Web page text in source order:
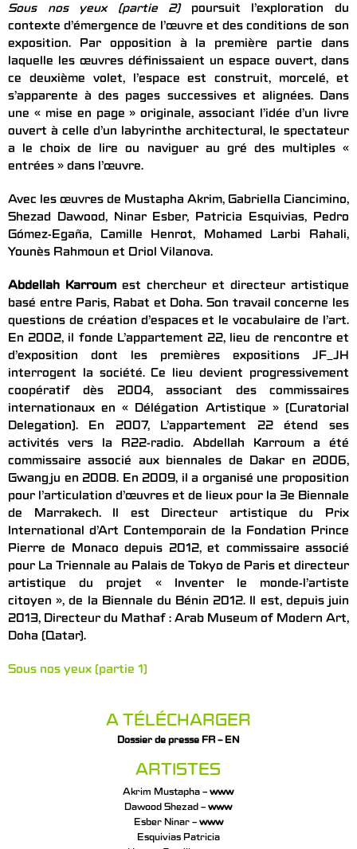
Sous nos yeux (partie 2)poursuit l’exploration du
contexte d’émergence de l’œuvre et des conditions de son
exposition. Par opposition à la première partie dans
laquelle les œuvres définissaient un espace ouvert, dans
ce deuxième volet, l’espace est construit, morcelé, et
s’apparente à des pages successives et alignées. Dans
une « mise en page » originale, associant l’idée d’un livre
ouvert à celle d’un labyrinthe architectural, le spectateur
a le choix de lire ou naviguer au gré des multiples «
entrées » dans l’œuvre.
Avec les œuvres de Mustapha Akrim, Gabriella Ciancimino,
Shezad Dawood, Ninar Esber, Patricia Esquivias, Pedro
Gómez-Egaña, Camille Henrot, Mohamed Larbi Rahali,
Younès Rahmoun et Oriol Vilanova.
Abdellah Karroum est chercheur et directeur artistique
basé entre Paris, Rabat et Doha. Son travail concerne les
questions de création d’espaces et le vocabulaire de l’art.
En 2002, il fonde L’appartement 22, lieu de rencontre et
d’exposition dont les premières expositions JF_JH
interrogent la société. Ce lieu devient progressivement
coopératif dès 2004, associant des commissaires
internationaux en « Délégation Artistique » (Curatorial
Delegation). En 2007, L’appartement 22 étend ses
activités vers la R22-radio. Abdellah Karroum a été
commissaire associé aux biennales de Dakar en 2006,
Gwangju en 2008. En 2009, il a organisé une proposition
pour l’articulation d’œuvres et de lieux pour la 3e Biennale
de Marrakech. Il est Directeur artistique du Prix
International d’Art Contemporain de la Fondation Prince
Pierre de Monaco depuis 2012, et commissaire associé
pour La Triennale au Palais de Tokyo de Paris et directeur
artistique du projet « Inventer le monde-l’artiste
citoyen », de la Biennale du Bénin 2012. Il est, depuis juin
2013, Directeur du Mathaf : Arab Museum of Modern Art,
Doha (Qatar).
Sous nos yeux (partie 1)
A TÉLÉCHARGER
Dossier de presse FR – EN
ARTISTES
Akrim Mustapha –www
Dawood Shezad –www
Esber Ninar – www
Esquivias Patricia